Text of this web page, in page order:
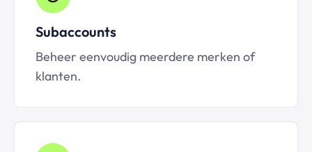
Subaccounts
Beheer eenvoudig meerdere merken of
klanten.